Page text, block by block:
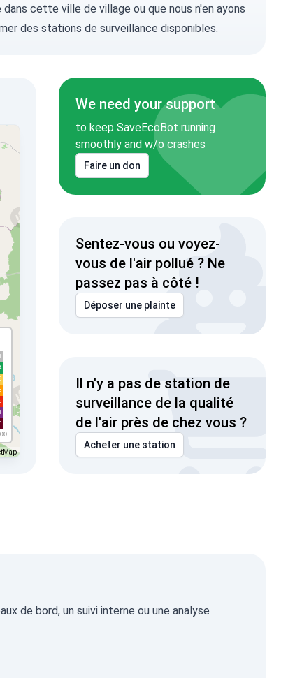
cette ville de village ou que nous n'en ayons
des stations de surveillance disponibles.
1
We need your support
to keep SaveEcoBot running
smoothly and w/o crashes
Faire un don
Sentez-vous ou voyez-
vous de l'air pollué ? Ne
passez pas à côté !
Déposer une plainte
Il n'y a pas de station de
surveillance de la qualité
de l'air près de chez vous ?
Acheter une station
de bord, un suivi interne ou une analyse